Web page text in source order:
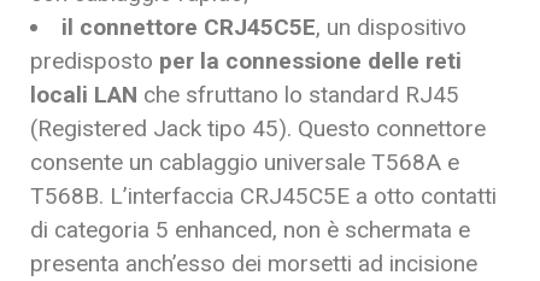
il connettore CRJ45C5E, un dispositivo
predisposto per la connessione delle reti
locali LAN che sfruttano lo standard RJ45
(Registered Jack tipo 45). Questo connettore
consente un cablaggio universale T568A e
T568B. L’interfaccia CRJ45C5E a otto contatti
di categoria 5 enhanced, non è schermata e
presenta anch’esso dei morsetti ad incisione